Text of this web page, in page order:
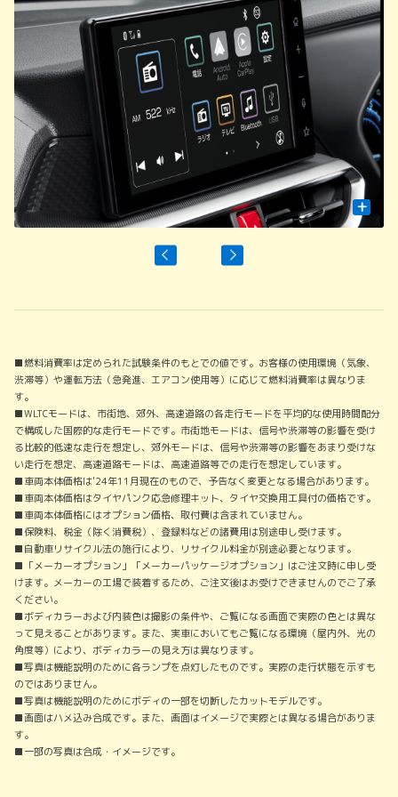
+
■燃料消費率は定められた試験条件のもとでの値です。お客様の使用環境（気象、
渋滞等）や運転方法（急発進、エアコン使用等）に応じて燃料消費率は異なりま
す。
■WLTCモードは、市街地、郊外、高速道路の各走行モードを平均的な使用時間配分
で構成した国際的な走行モードです。市街地モードは、信号や渋滞等の影響を受け
る比較的低速な走行を想定し、郊外モードは、信号や渋滞等の影響をあまり受けな
い走行を想定、高速道路モードは、高速道路等での走行を想定しています。
■車両本体価格は'24年11月現在のもので、予告なく変更となる場合があります。
■車両本体価格はタイヤパンク応急修理キット、タイヤ交換用工具付の価格です。
■車両本体価格にはオプション価格、取付費は含まれていません。
■保険料、税金（除く消費税）、登録料などの諸費用は別途申し受けます。
■自動車リサイクル法の施行により、リサイクル料金が別途必要となります。
■「メーカーオプション」「メーカーパッケージオプション」はご注文時に申し受
けます。メーカーの工場で装着するため、ご注文後はお受けできませんのでご了承
ください。
■ボディカラーおよび内装色は撮影の条件や、ご覧になる画面で実際の色とは異な
って見えることがあります。また、実車においてもご覧になる環境（屋内外、光の
角度等）により、ボディカラーの見え方は異なります。
■写真は機能説明のために各ランプを点灯したものです。実際の走行状態を示すも
のではありません。
■写真は機能説明のためにボディの一部を切断したカットモデルです。
■画面はハメ込み合成です。また、画面はイメージで実際とは異なる場合がありま
す。
■一部の写真は合成・イメージです。